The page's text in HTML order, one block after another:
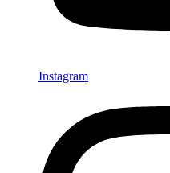
Instagram